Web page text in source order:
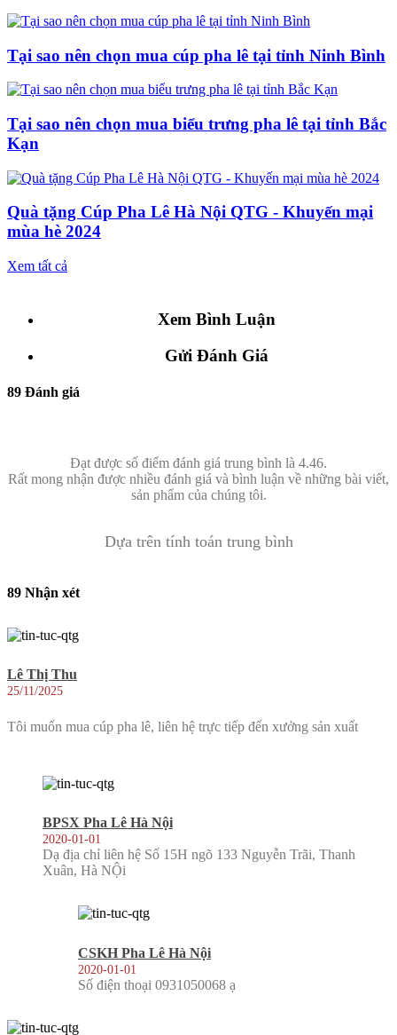
Tại sao nên chọn mua cúp pha lê tại tỉnh Ninh Bình
Tại sao nên chọn mua biểu trưng pha lê tại tỉnh Bắc
Kạn
Quà tặng Cúp Pha Lê Hà Nội QTG - Khuyến mại
mùa hè 2024
Xem tất cả
Xem Bình Luận
Gửi Đánh Giá
89 Đánh giá
Đạt được số điểm đánh giá trung bình là 4.46.
Rất mong nhận được nhiều đánh giá và bình luận về những bài viết,
sản phẩm của chúng tôi.
Dựa trên tính toán trung bình
89 Nhận xét
Lê Thị Thu
25/11/2025
Tôi muốn mua cúp pha lê, liên hệ trực tiếp đến xưởng sản xuất
BPSX Pha Lê Hà Nội
2020-01-01
Dạ địa chỉ liên hệ Số 15H ngõ 133 Nguyễn Trãi, Thanh
Xuân, Hà NỘi
CSKH Pha Lê Hà Nội
2020-01-01
Số điện thoại 0931050068 ạ